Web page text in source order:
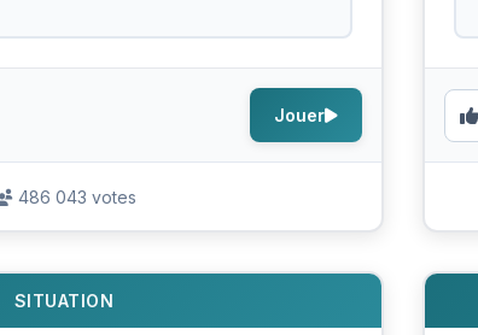
Jouer
486 043 votes
SITUATION